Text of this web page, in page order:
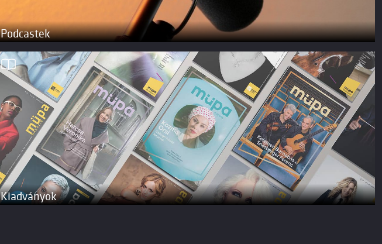
Podcastek
Kiadványok